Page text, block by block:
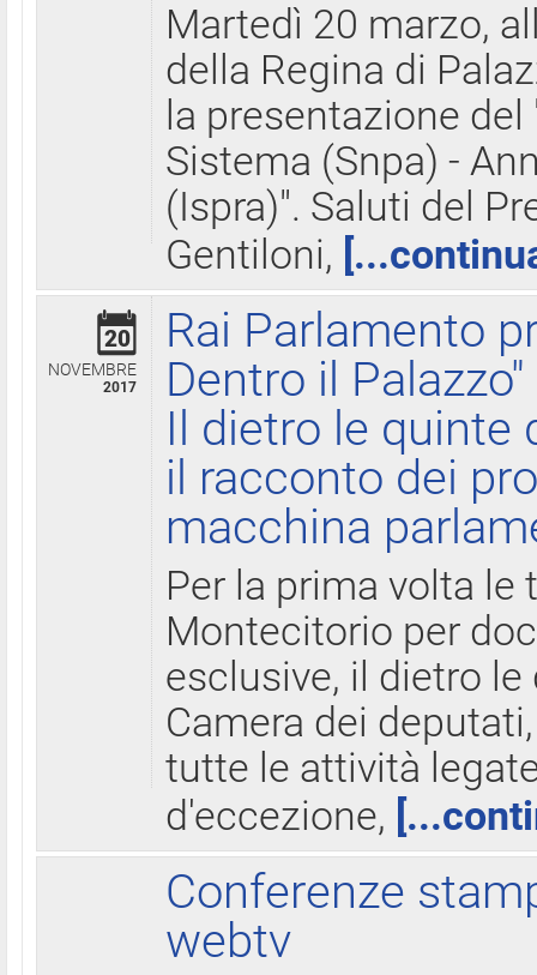
Martedì 20 marzo,
della Regina di
la presentazione
Sistema (Snpa) -
(Ispra)". Saluti del
Gentiloni,
20
NOVEMBRE
2017
Rai Parlamento
Dentro il Palazzo"
Il dietro le quinte
il racconto dei
macchina
Per la prima volta le
Montecitorio per
esclusive, il dietro
Camera dei
tutte le attività
d'eccezione,
Conferenze
webtv